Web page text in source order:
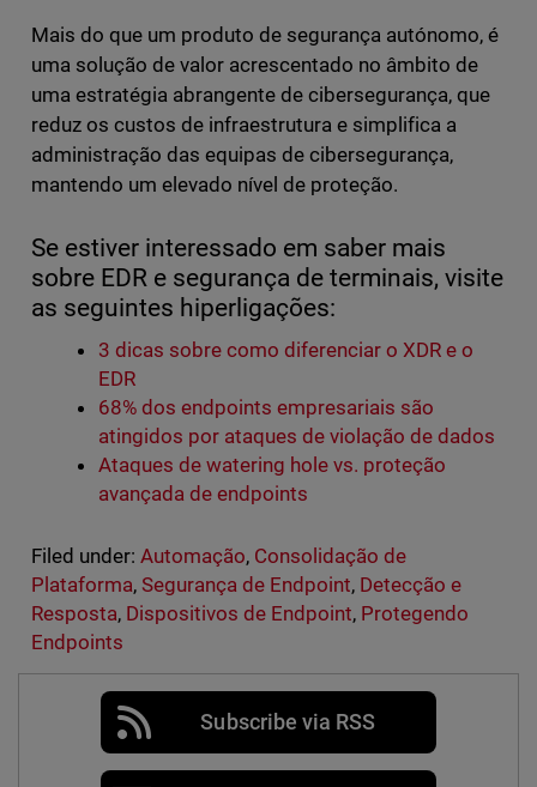
Mais do que um produto de segurança autónomo, é
uma solução de valor acrescentado no âmbito de
uma estratégia abrangente de cibersegurança, que
reduz os custos de infraestrutura e simplifica a
administração das equipas de cibersegurança,
mantendo um elevado nível de proteção.
Se estiver interessado em saber mais
sobre EDR e segurança de terminais, visite
as seguintes hiperligações:
3 dicas sobre como diferenciar o XDR e o
EDR
68% dos endpoints empresariais são
atingidos por ataques de violação de dados
Ataques de watering hole vs. proteção
avançada de endpoints
Filed under: Automação, Consolidação de
Plataforma, Segurança de Endpoint, Detecção e
Resposta, Dispositivos de Endpoint, Protegendo
Endpoints
Subscribe via RSS